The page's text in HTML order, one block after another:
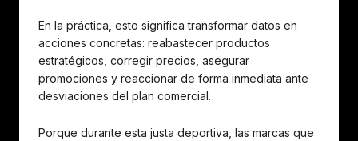
En la práctica, esto significa transformar datos en
acciones concretas: reabastecer productos
estratégicos, corregir precios, asegurar
promociones y reaccionar de forma inmediata ante
desviaciones del plan comercial.
Porque durante esta justa deportiva, las marcas que